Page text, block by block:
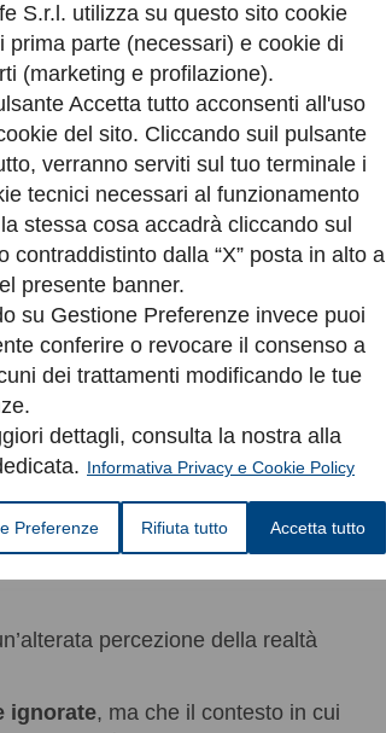
S.r.l. utilizza su questo sito cookie
prima parte (necessari) e cookie di
(marketing e profilazione).
Accetta tutto acconsenti all'uso
del sito. Cliccando suil pulsante
verranno serviti sul tuo terminale i
tecnici necessari al funzionamento
stessa cosa accadrà cliccando sul
contraddistinto dalla “X” posta in alto a
presente banner.
su Gestione Preferenze invece puoi
conferire o revocare il consenso a
dei trattamenti modificando le tue
dettagli, consulta la nostra alla
Informativa Privacy e Cookie Policy
Preferenze Rifiuta tutto Accetta tutto
si dorme, qui la persona è
sveglia, di guardare la
corrispondono alla realtà
e generare intensa paura.
ipnagogiche
rientrano tra le forme di
, proprio perché legate a
la transizione sonno–
al sonno
senza altri disturbi psichiatrici,
tipiche di schizofrenia o
percezione della realtà
ignorate, ma che il contesto in cui